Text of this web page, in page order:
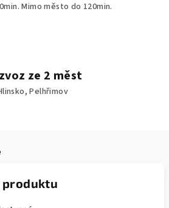
Mimo město do 120min.
ze 2 měst
Pelhřimov